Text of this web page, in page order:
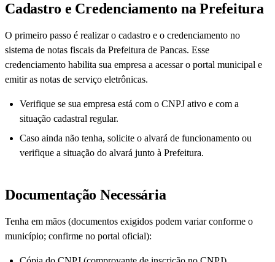
Cadastro e Credenciamento na Prefeitura
O primeiro passo é realizar o cadastro e o credenciamento no
sistema de notas fiscais da Prefeitura de Pancas. Esse
credenciamento habilita sua empresa a acessar o portal municipal e
emitir as notas de serviço eletrônicas.
Verifique se sua empresa está com o CNPJ ativo e com a
situação cadastral regular.
Caso ainda não tenha, solicite o alvará de funcionamento ou
verifique a situação do alvará junto à Prefeitura.
Documentação Necessária
Tenha em mãos (documentos exigidos podem variar conforme o
município; confirme no portal oficial):